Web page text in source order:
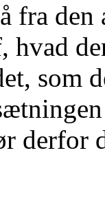
fra
hvad
som
derfor